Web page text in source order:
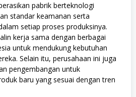
pabrik berteknologi
standar keamanan serta
setiap proses produksinya.
kerja sama dengan berbagai
untuk mendukung kebutuhan
Selain itu, perusahaan ini juga
pengembangan untuk
baru yang sesuai dengan tren